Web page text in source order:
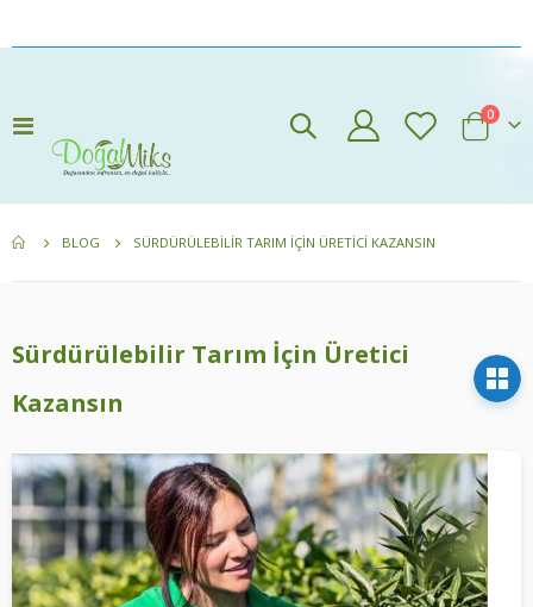
Navigasyon
aç/kapat
Cart
0öğeler
BLOG SÜRDÜRÜLEBILIR TARIM İÇIN ÜRETICI KAZANSIN
Sürdürülebilir Tarım İçin Üretici
Kazansın